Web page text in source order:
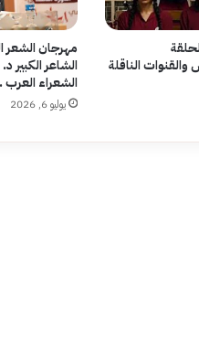
الناقلة
مهرجان الشعر
الشاعر
الشعراء العرب
يوليو 6, 2026